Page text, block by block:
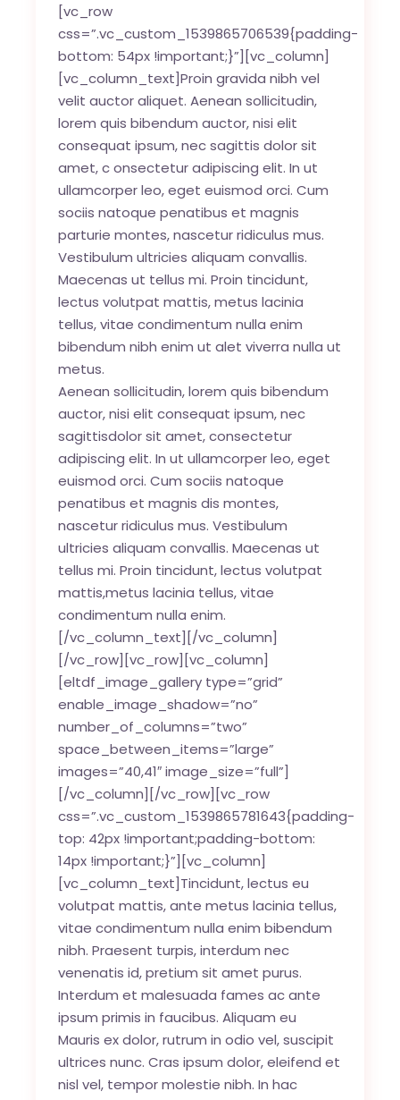
[vc_row
css=”.vc_custom_1539865706539{padding-
bottom: 54px !important;}”][vc_column]
[vc_column_text]Proin gravida nibh vel
velit auctor aliquet. Aenean sollicitudin,
lorem quis bibendum auctor, nisi elit
consequat ipsum, nec sagittis dolor sit
amet, c onsectetur adipiscing elit. In ut
ullamcorper leo, eget euismod orci. Cum
sociis natoque penatibus et magnis
parturie montes, nascetur ridiculus mus.
Vestibulum ultricies aliquam convallis.
Maecenas ut tellus mi. Proin tincidunt,
lectus volutpat mattis, metus lacinia
tellus, vitae condimentum nulla enim
bibendum nibh enim ut alet viverra nulla ut
metus.
Aenean sollicitudin, lorem quis bibendum
auctor, nisi elit consequat ipsum, nec
sagittisdolor sit amet, consectetur
adipiscing elit. In ut ullamcorper leo, eget
euismod orci. Cum sociis natoque
penatibus et magnis dis montes,
nascetur ridiculus mus. Vestibulum
ultricies aliquam convallis. Maecenas ut
tellus mi. Proin tincidunt, lectus volutpat
mattis,metus lacinia tellus, vitae
condimentum nulla enim.
[/vc_column_text][/vc_column]
[/vc_row][vc_row][vc_column]
[eltdf_image_gallery type=”grid”
enable_image_shadow=”no”
number_of_columns=”two”
space_between_items=”large”
images=”40,41″ image_size=”full”]
[/vc_column][/vc_row][vc_row
css=”.vc_custom_1539865781643{padding-
top: 42px !important;padding-bottom:
14px !important;}”][vc_column]
[vc_column_text]Tincidunt, lectus eu
volutpat mattis, ante metus lacinia tellus,
vitae condimentum nulla enim bibendum
nibh. Praesent turpis, interdum nec
venenatis id, pretium sit amet purus.
Interdum et malesuada fames ac ante
ipsum primis in faucibus. Aliquam eu
Mauris ex dolor, rutrum in odio vel, suscipit
ultrices nunc. Cras ipsum dolor, eleifend et
nisl vel, tempor molestie nibh. In hac